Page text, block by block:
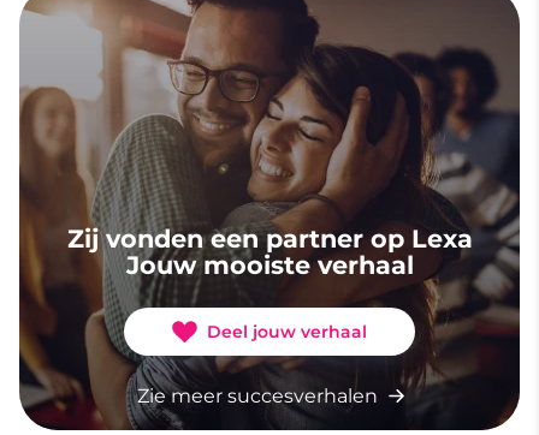
Zij vonden een partner op Lexa
Jouw mooiste verhaal
Deel jouw verhaal
Zie meer succesverhalen